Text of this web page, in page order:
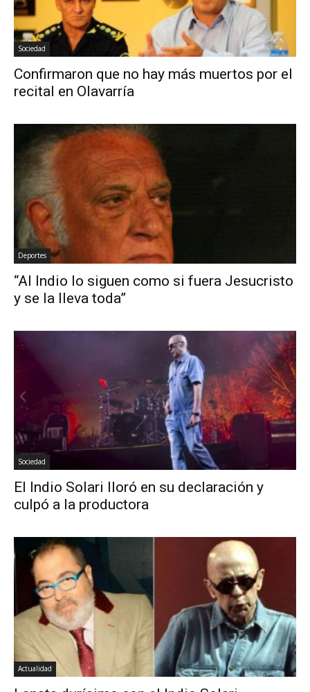
Sociedad
Confirmaron que no hay más muertos por el
recital en Olavarría
Deportes
“Al Indio lo siguen como si fuera Jesucristo
y se la lleva toda”
Sociedad
El Indio Solari lloró en su declaración y
culpó a la productora
Actualidad